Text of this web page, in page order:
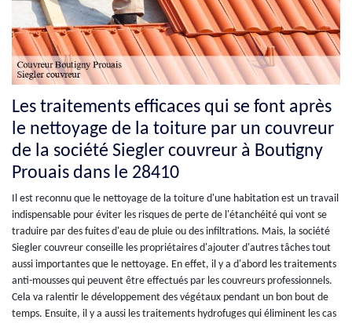
Les traitements efficaces qui se font après
le nettoyage de la toiture par un couvreur
de la société Siegler couvreur à Boutigny
Prouais dans le 28410
Il est reconnu que le nettoyage de la toiture d'une habitation est un travail
indispensable pour éviter les risques de perte de l'étanchéité qui vont se
traduire par des fuites d'eau de pluie ou des infiltrations. Mais, la société
Siegler couvreur conseille les propriétaires d'ajouter d'autres tâches tout
aussi importantes que le nettoyage. En effet, il y a d'abord les traitements
anti-mousses qui peuvent être effectués par les couvreurs professionnels.
Cela va ralentir le développement des végétaux pendant un bon bout de
temps. Ensuite, il y a aussi les traitements hydrofuges qui éliminent les cas